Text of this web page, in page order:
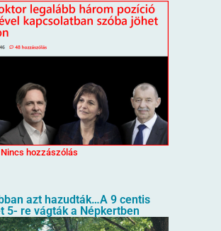
Nincs hozzászólás
azt hazudták…A 9 centis
5- re vágták a Népkertben